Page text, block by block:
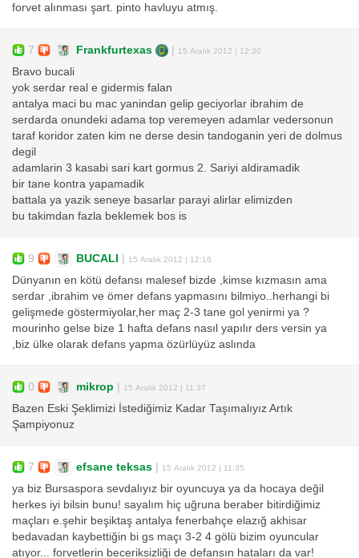
forvet alınması şart. pinto havluyu atmış.
7 Frankfurtexas | 15 Aralık 2012 | 12:30
Bravo bucali
yok serdar real e gidermis falan
antalya maci bu mac yanindan gelip geciyorlar ibrahim de
serdarda onundeki adama top veremeyen adamlar vedersonun
taraf koridor zaten kim ne derse desin tandoganin yeri de dolmus
degil
adamlarin 3 kasabi sari kart gormus 2. Sariyi aldiramadik
bir tane kontra yapamadik
battala ya yazik seneye basarlar parayi alirlar elimizden
bu takimdan fazla beklemek bos is
9 BUCALI | 15 Aralık 2012 | 12:16
Dünyanın en kötü defansı malesef bizde ,kimse kızmasın ama
serdar ,ibrahim ve ömer defans yapmasını bilmiyo..herhangi bi
gelişmede göstermiyolar,her maç 2-3 tane gol yenirmi ya ?
mourinho gelse bize 1 hafta defans nasıl yapılır ders versin ya
,biz ülke olarak defans yapma özürlüyüz aslında
0 mikrop | 15 Aralık 2012 | 11:37
Bazen Eski Şeklimizi İstediğimiz Kadar Taşımalıyız Artık
Şampiyonuz
7 efsane teksas | 15 Aralık 2012 | 11:35
ya biz Bursaspora sevdalıyız bir oyuncuya ya da hocaya değil
herkes iyi bilsin bunu! sayalım hiç uğruna beraber bitirdiğimiz
maçları e.şehir beşiktaş antalya fenerbahçe elazığ akhisar
bedavadan kaybettiğin bi gs maçı 3-2 4 gölü bizim oyuncular
atıyor... forvetlerin beceriksizliği de defansın hataları da var!